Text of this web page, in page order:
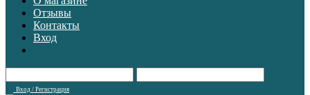
Отзывы
Контакты
Вход
Вход / Регистрация